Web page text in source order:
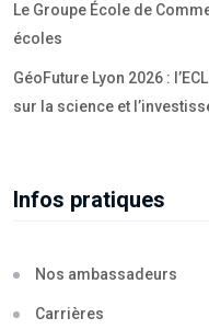
Le Groupe École de
écoles
GéoFuture Lyon 2026 :
sur la science et
Infos pratiques
Nos ambassadeurs
Carrières